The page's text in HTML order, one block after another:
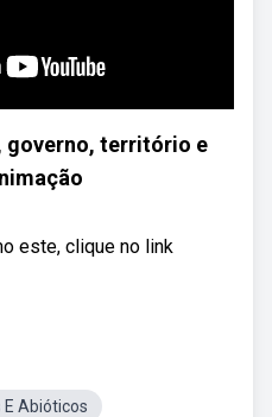
governo, território e
este, clique no link
E Abióticos